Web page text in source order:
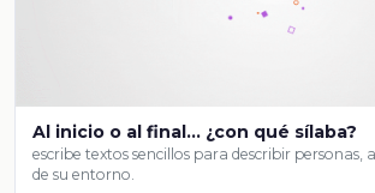
Al inicio o al final… ¿con qué sílaba?
escribe textos sencillos para describir personas,
de su entorno.